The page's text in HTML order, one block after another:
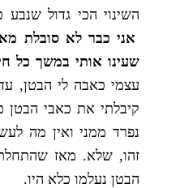
השינוי הכי גדול
אני כבר לא סובלת
שעינו אותי במשך כל
עצמי כאבה לי הבטן,
קיבלתי את כאבי
נפרד ממני ואין מה
זהו, שלא. מאז
הבטן נעלמו כלא היו.